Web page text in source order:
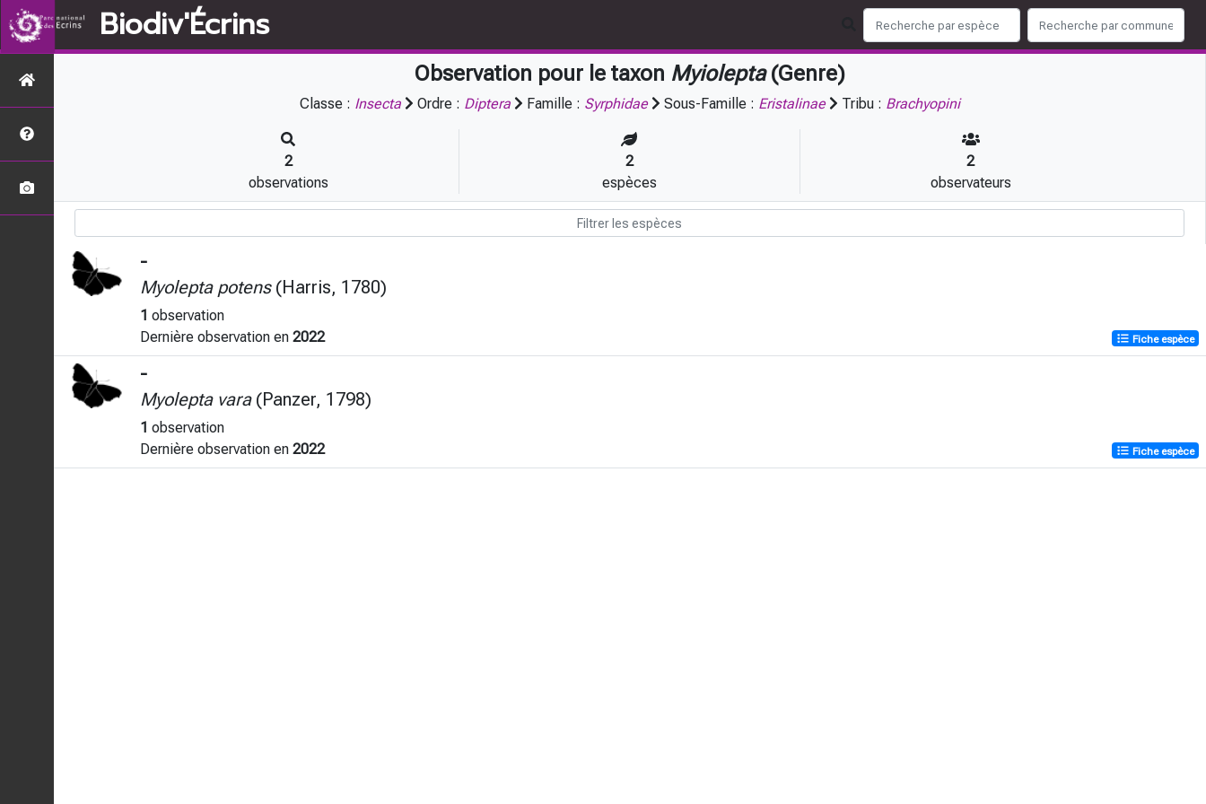
Biodiv'Écrins
Observation pour le taxon Myiolepta(Genre)
Classe : Insecta Ordre : Diptera Famille : Syrphidae Sous-Famille : Eristalinae Tribu : Brachyopini
2
observations
2
espèces
2
observateurs
-
Myolepta potens(Harris, 1780)
1 observation
Dernière observation en 2022 Fiche espèce
-
Myolepta vara(Panzer, 1798)
1 observation
Dernière observation en 2022 Fiche espèce